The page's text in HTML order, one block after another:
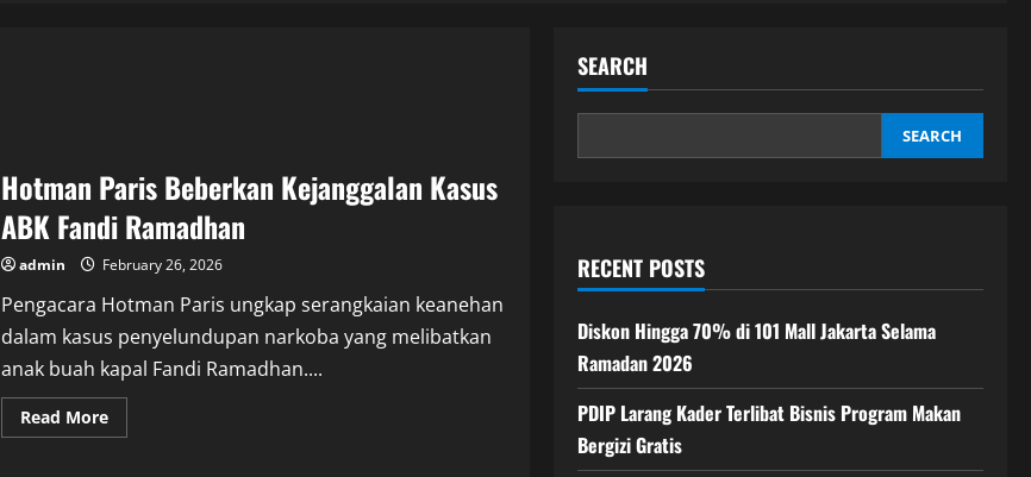
Hotman Paris Beberkan Kejanggalan Kasus
ABK Fandi Ramadhan
admin February 26, 2026
Pengacara Hotman Paris ungkap serangkaian keanehan
dalam kasus penyelundupan narkoba yang melibatkan
anak buah kapal Fandi Ramadhan....
Read MoreRead
more
SEARCH
SEARCH
RECENT POSTS
Diskon Hingga 70% di 101 Mall Jakarta Selama
Ramadan 2026
PDIP Larang Kader Terlibat Bisnis Program Makan
Bergizi Gratis